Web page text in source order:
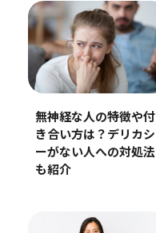
無神経な人の特徴や付
き合い方は？デリカシ
ーがない人への対処法
も紹介